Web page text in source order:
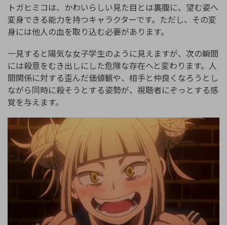
トガヒミコは、かわいらしい見た目とは裏腹に、望む姿へ
変身できる能力を持つキャラクターです。ただし、その変
身には他人の血を取り込む必要があります。
一見すると陽気な女子学生のように見えますが、次の瞬間
には殺意をむき出しにした危険な存在へと変わります。人
間関係に対する歪んだ価値観や、相手と仲良くなろうとし
ながら同時に殺そうとする姿勢が、視聴者にぞっとする感
覚を与えます。